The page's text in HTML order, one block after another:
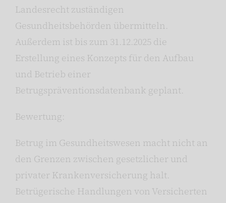
Landesrecht zuständigen
Gesundheitsbehörden übermitteln.
Außerdem ist bis zum 31.12.2025 die
Erstellung eines Konzepts für den Aufbau
und Betrieb einer
Betrugspräventionsdatenbank geplant.
Bewertung:
Betrug im Gesundheitswesen macht nicht an
den Grenzen zwischen gesetzlicher und
privater Krankenversicherung halt.
Betrügerische Handlungen von Versicherten